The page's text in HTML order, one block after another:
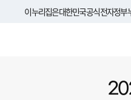
이 누리집은 대한민국 공식 전자정부